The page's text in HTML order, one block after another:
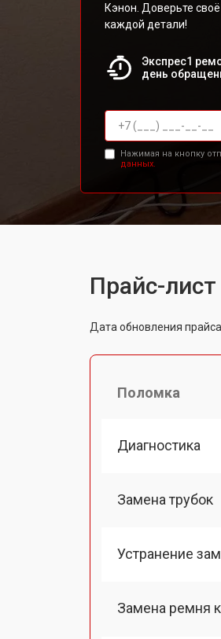
Кэнон. Доверьте
каждой детали!
Экспрес1
день
Нажимая на кнопку
данных.
Прайс-лист
Дата обновления
Поломка
Диагностика
Замена трубок
Устранение
Замена ремня